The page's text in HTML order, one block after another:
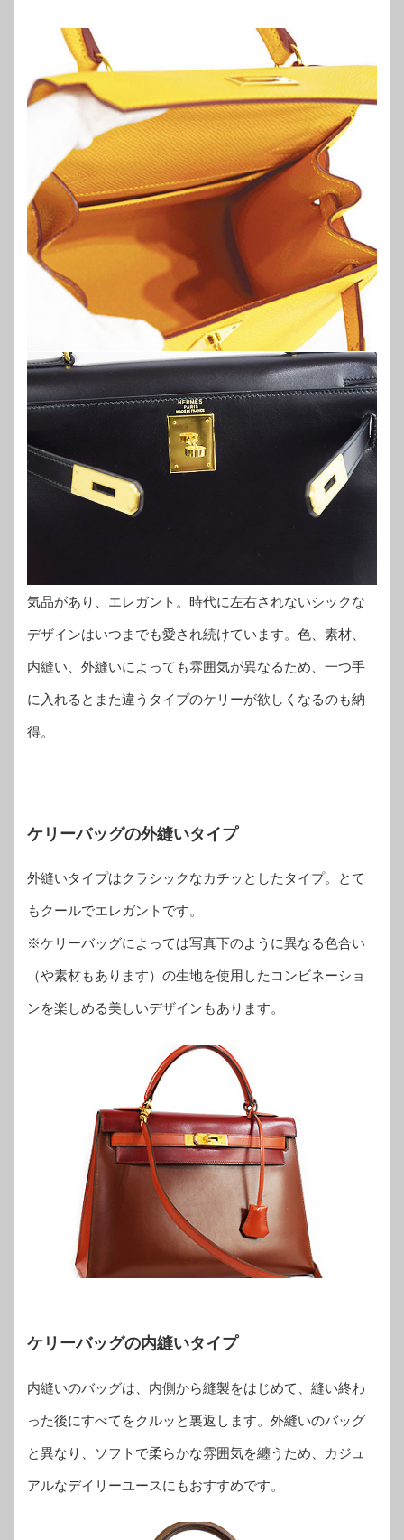
気品があり、エレガント。時代に左右されないシックな
デザインはいつまでも愛され続けています。色、素材、
内縫い、外縫いによっても雰囲気が異なるため、一つ手
に入れるとまた違うタイプのケリーが欲しくなるのも納
得。
ケリーバッグの外縫いタイプ
外縫いタイプはクラシックなカチッとしたタイプ。とて
もクールでエレガントです。
※ケリーバッグによっては写真下のように異なる色合い
（や素材もあります）の生地を使用したコンビネーショ
ンを楽しめる美しいデザインもあります。
ケリーバッグの内縫いタイプ
内縫いのバッグは、内側から縫製をはじめて、縫い終わ
った後にすべてをクルッと裏返します。外縫いのバッグ
と異なり、ソフトで柔らかな雰囲気を纏うため、カジュ
アルなデイリーユースにもおすすめです。